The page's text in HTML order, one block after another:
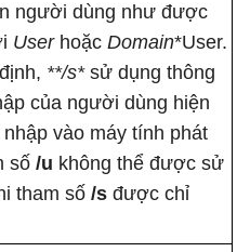
người dùng như được
Userhoặc Domain*User.
**/s*sử dụng thông
của người dùng hiện
vào máy tính phát
số /u không thể được sử
tham số /s được chỉ